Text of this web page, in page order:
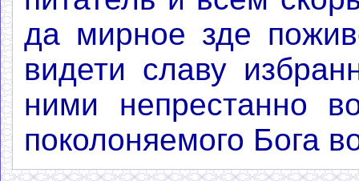
да мирное зде
видети славу
ними непрестанно
поколоняемого Бога